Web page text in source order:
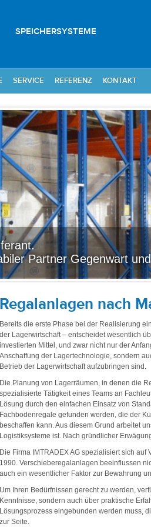
SPEICHERSYSTEME
SERVICE REFERENZ KONTAKT
Partner Gegenwart
Regalanlagen nach
Bereits die erste Phase bei der Realisierung
der Lagerwirtschaft – entscheidet wesentlich
investierten Mittel, und zwar nicht nur der
Anschaffung der Lagertechnologie, sondern
Betrieb der Lagerwirtschaft aufzubringen sind.
Die Planung von Lagerräumen, in denen die
spezialisierte Tätigkeit eines Teams an
Lösung durch den einfachen Einsatz von
Fachbodenregale gefunden werden, die der
beschaffen kann. Aus diesem Grund arbeitet
Logistiksysteme ist. Nach gründlicher
Die Firma IMTRADEX AG spezialisiert sich
1990. Verschieberegalanlagen beeinflussen
auch ein wesentlicher Faktor zur Bewahrung
Um Ihren Bedürfnissen gerecht zu werden,
Kenntnisse, sondern auch über praktische
Lösungsprozess eingebunden werden muss,
zur Seite.